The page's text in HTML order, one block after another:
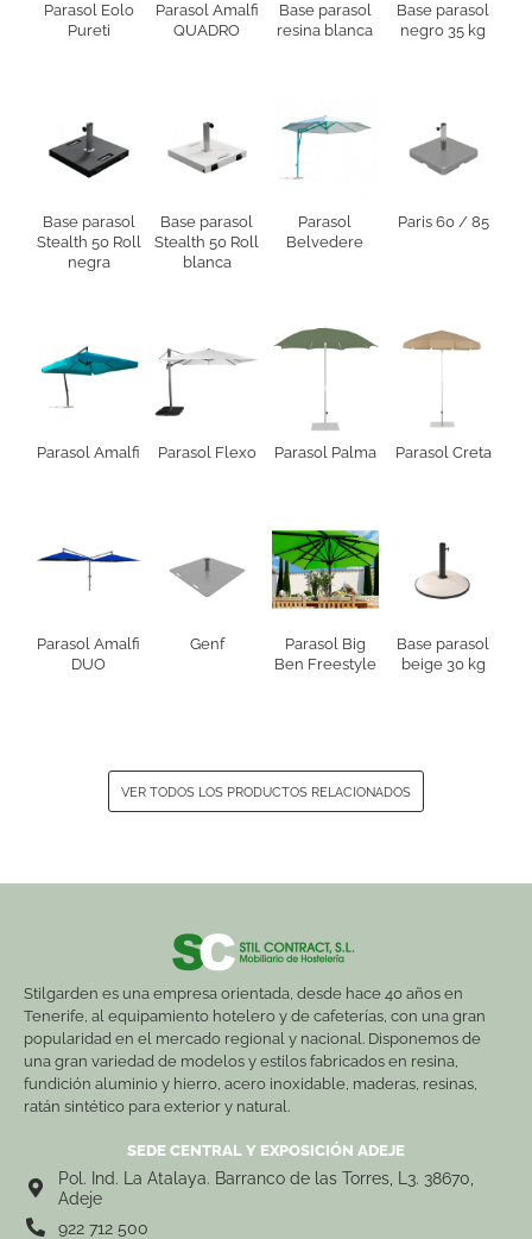
Parasol Eolo
Pureti
Parasol Amalfi
QUADRO
Base parasol
resina blanca
Base parasol
negro 35 kg
Base parasol
Stealth 50 Roll
negra
Base parasol
Stealth 50 Roll
blanca
Parasol
Belvedere
Paris 60 / 85
Parasol Amalfi Parasol Flexo Parasol Palma Parasol Creta
Parasol Amalfi
DUO
Genf
Parasol Big
Ben Freestyle
Base parasol
beige 30 kg
VER TODOS LOS PRODUCTOS RELACIONADOS
Stilgarden es una empresa orientada, desde hace 40 años en
Tenerife, al equipamiento hotelero y de cafeterías, con una gran
popularidad en el mercado regional y nacional. Disponemos de
una gran variedad de modelos y estilos fabricados en resina,
fundición aluminio y hierro, acero inoxidable, maderas, resinas,
ratán sintético para exterior y natural.
SEDE CENTRAL Y EXPOSICIÓN ADEJE
Pol. Ind. La Atalaya. Barranco de las Torres, L3. 38670,
Adeje
922 712 500